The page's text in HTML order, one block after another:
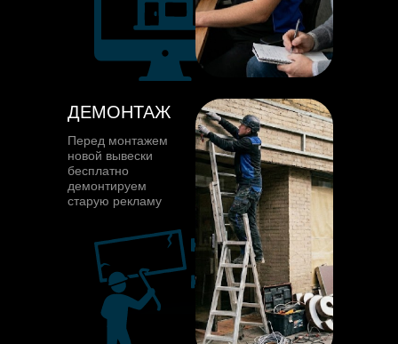
ДЕМОНТАЖ
Перед монтажем
новой вывески
бесплатно
демонтируем
старую рекламу